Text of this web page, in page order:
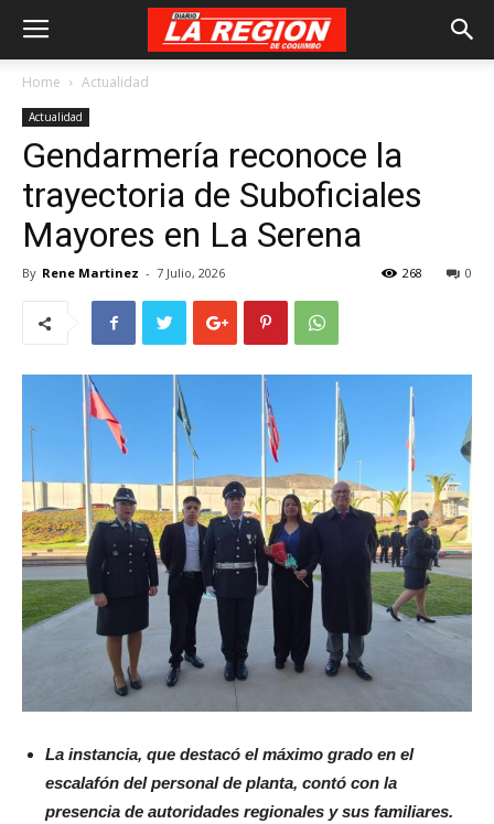
Home Actualidad
Actualidad
Gendarmería reconoce la
trayectoria de Suboficiales
Mayores en La Serena
By Rene Martinez - 7 Julio, 2026 0
268
La instancia, que destacó el máximo grado en el
escalafón del personal de planta, contó con la
presencia de autoridades regionales y sus familiares.